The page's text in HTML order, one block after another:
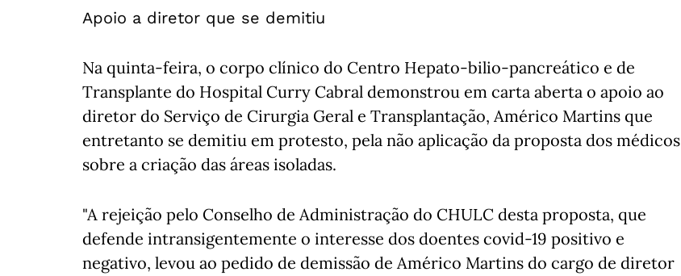
Apoio a diretor que se demitiu
Na quinta-feira, o corpo clínico do Centro Hepato-bilio-pancreático e de
Transplante do Hospital Curry Cabral demonstrou em carta aberta o apoio ao
diretor do Serviço de Cirurgia Geral e Transplantação, Américo Martins que
entretanto se demitiu em protesto, pela não aplicação da proposta dos médicos
sobre a criação das áreas isoladas.
"A rejeição pelo Conselho de Administração do CHULC desta proposta, que
defende intransigentemente o interesse dos doentes covid-19 positivo e
negativo, levou ao pedido de demissão de Américo Martins do cargo de diretor